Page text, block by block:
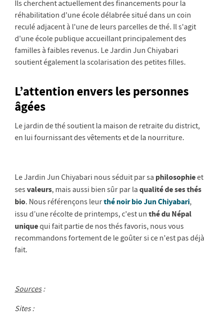
Ils cherchent actuellement des financements pour la
réhabilitation d'une école délabrée situé dans un coin
reculé adjacent à l'une de leurs parcelles de thé. Il s'agit
d'une école publique accueillant principalement des
familles à faibles revenus. Le Jardin Jun Chiyabari
soutient également la scolarisation des petites filles.
L’attention envers les personnes
âgées
Le jardin de thé soutient la maison de retraite du district,
en lui fournissant des vêtements et de la nourriture.
Le Jardin Jun Chiyabari nous séduit par sa philosophieet
sesvaleurs, mais aussi bien sûr par la qualité de ses thés
bio. Nous référençons leurthé noir bio Jun Chiyabari,
issu d’une récolte de printemps, c'est un thé du Népal
uniquequi fait partie de nos thés favoris, nous vous
recommandons fortement de le goûter si ce n'est pas déjà
fait.
Sources:
Sites :